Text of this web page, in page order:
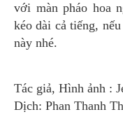
với màn pháo hoa
kéo dài cả tiếng,
này nhé.
Tác giả, Hình ảnh :
Dịch: Phan Thanh